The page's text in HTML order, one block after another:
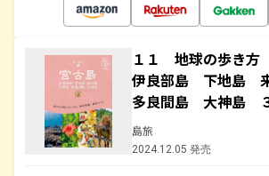
１１ 地球の歩き
伊良部島 下地島
多良間島 大神島
島旅
2024.12.05 発売